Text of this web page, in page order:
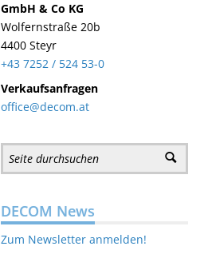
GmbH & Co KG
Wolfernstraße 20b
4400 Steyr
+43 7252 / 524 53-0
Verkaufsanfragen
office@decom.at
DECOM News
Zum Newsletter anmelden!